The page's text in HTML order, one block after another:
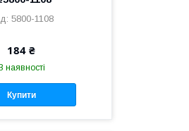
5800-1108
184 ₴
В наявності
Купити